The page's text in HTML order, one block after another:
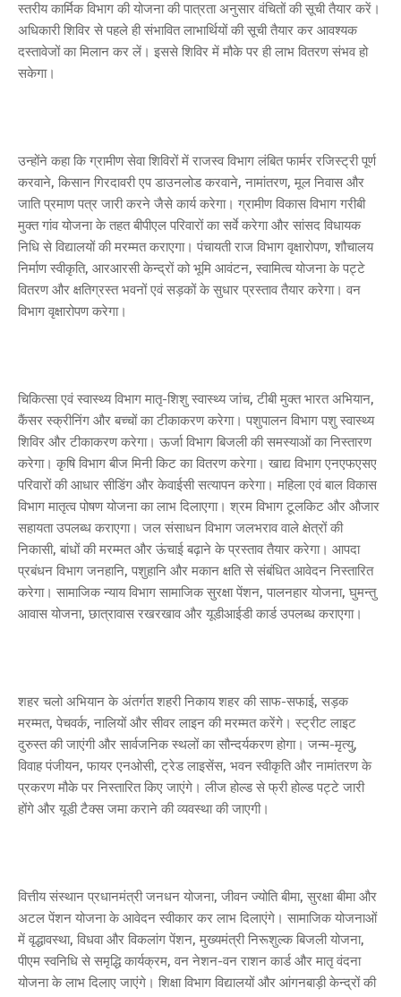
स्तरीय कार्मिक विभाग की योजना की पात्रता अनुसार वंचितों की सूची तैयार करें।
अधिकारी शिविर से पहले ही संभावित लाभार्थियों की सूची तैयार कर आवश्यक
दस्तावेजों का मिलान कर लें। इससे शिविर में मौके पर ही लाभ वितरण संभव हो
सकेगा।
उन्होंने कहा कि ग्रामीण सेवा शिविरों में राजस्व विभाग लंबित फार्मर रजिस्ट्री पूर्ण
करवाने, किसान गिरदावरी एप डाउनलोड करवाने, नामांतरण, मूल निवास और
जाति प्रमाण पत्र जारी करने जैसे कार्य करेगा। ग्रामीण विकास विभाग गरीबी
मुक्त गांव योजना के तहत बीपीएल परिवारों का सर्वे करेगा और सांसद विधायक
निधि से विद्यालयों की मरम्मत कराएगा। पंचायती राज विभाग वृक्षारोपण, शौचालय
निर्माण स्वीकृति, आरआरसी केन्द्रों को भूमि आवंटन, स्वामित्व योजना के पट्टे
वितरण और क्षतिग्रस्त भवनों एवं सड़कों के सुधार प्रस्ताव तैयार करेगा। वन
विभाग वृक्षारोपण करेगा।
चिकित्सा एवं स्वास्थ्य विभाग मातृ-शिशु स्वास्थ्य जांच, टीबी मुक्त भारत अभियान,
कैंसर स्क्रीनिंग और बच्चों का टीकाकरण करेगा। पशुपालन विभाग पशु स्वास्थ्य
शिविर और टीकाकरण करेगा। ऊर्जा विभाग बिजली की समस्याओं का निस्तारण
करेगा। कृषि विभाग बीज मिनी किट का वितरण करेगा। खाद्य विभाग एनएफएसए
परिवारों की आधार सीडिंग और केवाईसी सत्यापन करेगा। महिला एवं बाल विकास
विभाग मातृत्व पोषण योजना का लाभ दिलाएगा। श्रम विभाग टूलकिट और औजार
सहायता उपलब्ध कराएगा। जल संसाधन विभाग जलभराव वाले क्षेत्रों की
निकासी, बांधों की मरम्मत और ऊंचाई बढ़ाने के प्रस्ताव तैयार करेगा। आपदा
प्रबंधन विभाग जनहानि, पशुहानि और मकान क्षति से संबंधित आवेदन निस्तारित
करेगा। सामाजिक न्याय विभाग सामाजिक सुरक्षा पेंशन, पालनहार योजना, घुमन्तु
आवास योजना, छात्रावास रखरखाव और यूडीआईडी कार्ड उपलब्ध कराएगा।
शहर चलो अभियान के अंतर्गत शहरी निकाय शहर की साफ-सफाई, सड़क
मरम्मत, पेचवर्क, नालियों और सीवर लाइन की मरम्मत करेंगे। स्ट्रीट लाइट
दुरुस्त की जाएंगी और सार्वजनिक स्थलों का सौन्दर्यकरण होगा। जन्म-मृत्यु,
विवाह पंजीयन, फायर एनओसी, ट्रेड लाइसेंस, भवन स्वीकृति और नामांतरण के
प्रकरण मौके पर निस्तारित किए जाएंगे। लीज होल्ड से फ्री होल्ड पट्टे जारी
होंगे और यूडी टैक्स जमा कराने की व्यवस्था की जाएगी।
वित्तीय संस्थान प्रधानमंत्री जनधन योजना, जीवन ज्योति बीमा, सुरक्षा बीमा और
अटल पेंशन योजना के आवेदन स्वीकार कर लाभ दिलाएंगे। सामाजिक योजनाओं
में वृद्धावस्था, विधवा और विकलांग पेंशन, मुख्यमंत्री निरूशुल्क बिजली योजना,
पीएम स्वनिधि से समृद्धि कार्यक्रम, वन नेशन-वन राशन कार्ड और मातृ वंदना
योजना के लाभ दिलाए जाएंगे। शिक्षा विभाग विद्यालयों और आंगनबाड़ी केन्द्रों की